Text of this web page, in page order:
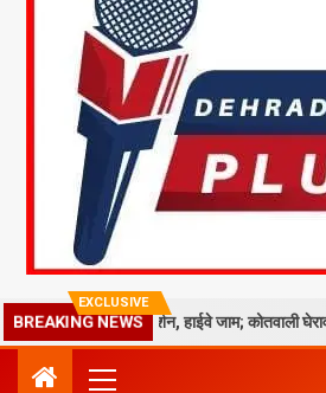
EXCLUSIVE
BREAKING NEWS
समाज का प्रदर्शन, हाईवे जाम; कोतवाली घेराव की चेतावनी